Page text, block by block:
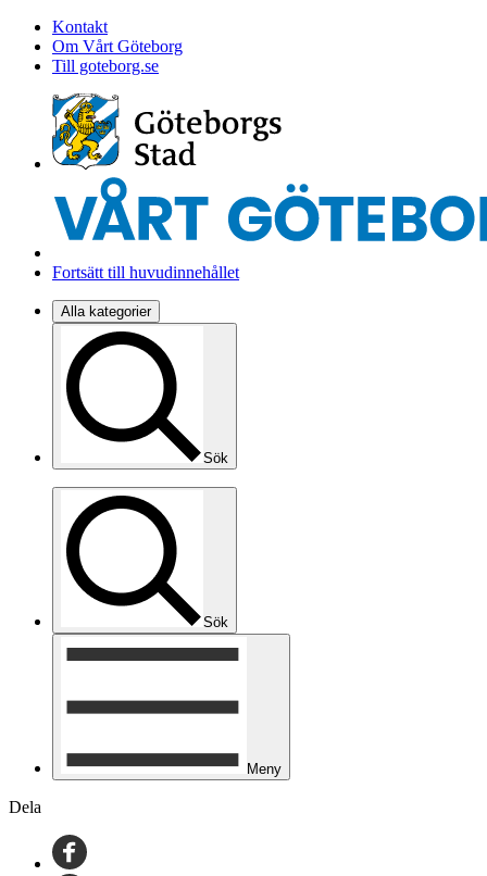
Kontakt
Om Vårt Göteborg
Till goteborg.se
Fortsätt till huvudinnehållet
Alla kategorier
Sök
Sök
Meny
Dela